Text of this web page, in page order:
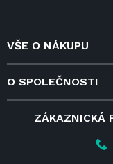
VŠE O NÁKUPU
Doprava a služby
Reklamace
Vrácení zboží do 14 dnů
O SPOLEČNOSTI
ZÁKAZNICKÁ